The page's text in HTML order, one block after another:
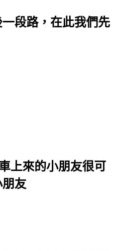
段路，在此我們先
上來的小朋友很可
友